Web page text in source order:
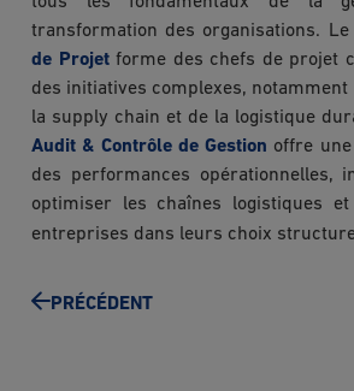
transformation des organisations. Le
de Projetforme des chefs de projet
des initiatives complexes,
la supply chain et de la logistique
Audit & Contrôle de Gestion offre
des performances opérationnelles,
optimiser les chaînes logistiques et
entreprises dans leurs choix
PRÉCÉDENT